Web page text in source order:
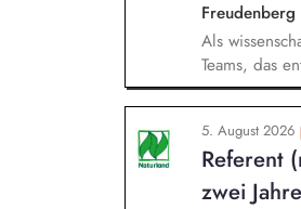
Freudenberg
Als
Teams, das
Sie
entwickeln
5. August 2026
Referent
zwei Jahre